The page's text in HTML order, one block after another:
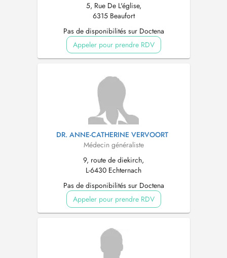
5, Rue De L'église,
6315 Beaufort
Pas de disponibilités sur Doctena
Appeler pour prendre RDV
DR. ANNE-CATHERINE VERVOORT
Médecin généraliste
9, route de diekirch,
L-6430 Echternach
Pas de disponibilités sur Doctena
Appeler pour prendre RDV